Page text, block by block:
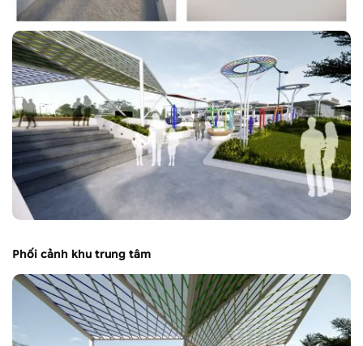
Phối cảnh khu trung tâm